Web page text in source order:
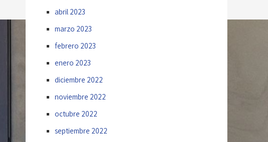
abril 2023
marzo 2023
febrero 2023
enero 2023
diciembre 2022
noviembre 2022
octubre 2022
septiembre 2022